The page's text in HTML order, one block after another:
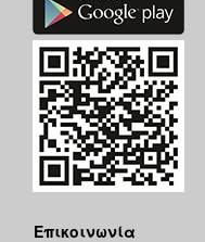
Επικοινωνία